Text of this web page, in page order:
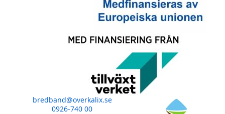
bredband@overkalix.se
0926-740 00